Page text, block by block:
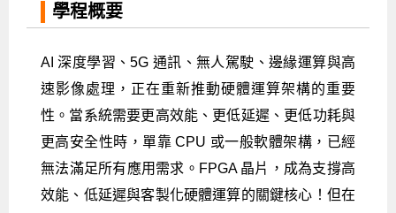
讓 AI 成為你的數位同事
智能機器人系統整合開發
C++程式設計
Python程式實戰養成學程
Python程式設計
Python程式設計(舊)
APCS寒暑假程式檢定班
Java 物件導向程式
Android APP 實戰開發學程
Android Framework
Android ADK周邊裝置開發班
iPhone程式設計基礎班
iPhone程式設計進階班
Android嵌入式平台開發訓練班
TI MSP430微控制器開發
產品應用系列課程
生醫感測器整合設計班
NFC無線通訊設計實作班
物聯網Web整合應用實作班
轉職就業班
AIoT人工智慧與物聯網實戰人才就業班
AI智能醫療電子產品開發人才就業班
物聯網韌體工程師人才養成班
實體課程總覽
非監督式學習
Edge AI與Pi Pico實作應用
電腦視覺演算法-人臉識別實戰
OpenVINO邊緣運算實務
iPAS巨量資料分析師考照班
【遠距同步】APCS寒/暑假營隊
【遠距同步】青少年AI冬/夏令營
青少年AI人工智慧實作班
C++程式設計
Python進階程式設計：從資料結構到演算法
Python程式實戰養成學程
Edge AI與Raspberry Pi Pico實作應用
硬體控制使用Python
用樹莓派實現物聯網
Scratch 創意程式設計
學程概要
AI 深度學習、5G 通訊、無人駕駛、邊緣運算與高
速影像處理，正在重新推動硬體運算架構的重要
性。當系統需要更高效能、更低延遲、更低功耗與
更高安全性時，單靠 CPU 或一般軟體架構，已經
無法滿足所有應用需求。FPGA 晶片，成為支撐高
效能、低延遲與客製化硬體運算的關鍵核心！但在